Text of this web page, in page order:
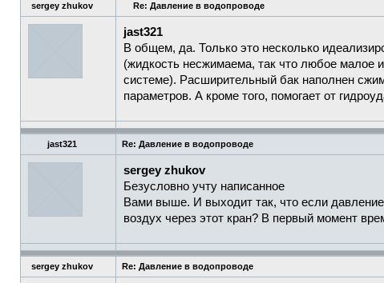
sergey zhukov Re: Давление в водопроводе
jast321
В общем, да. Только это несколько
(жидкость несжимаема, так что любое малое
системе). Расширительный бак наполнен
параметров. А кроме того, помогает от
jast321 Re: Давление в водопроводе
sergey zhukov
Безусловно учту написанное
Вами выше. И выходит так, что если
воздух через этот кран? В первый момент
sergey zhukov Re: Давление в водопроводе